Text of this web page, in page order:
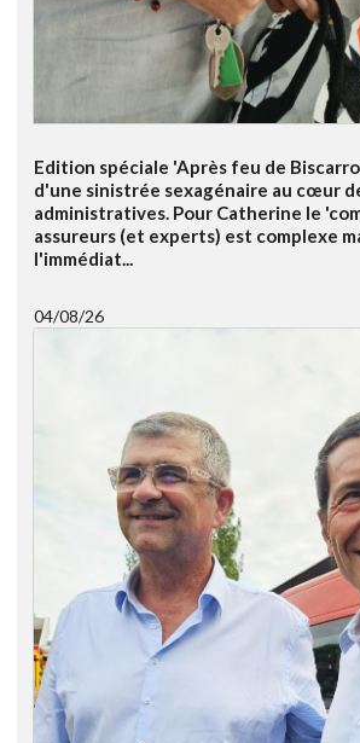
Edition spéciale 'Après feu de
d'une sinistrée sexagénaire au cœur
administratives. Pour Catherine le
assureurs (et experts) est complexe
l'immédiat...
04/08/26